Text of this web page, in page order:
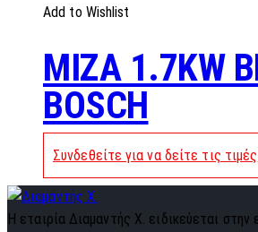
Add to Wishlist
MIZA 1.7KW
BOSCH
Συνδεθείτε για να δείτε τις τιμές
Η εταιρία Διαμαντής Χ. ειδικεύεται στην